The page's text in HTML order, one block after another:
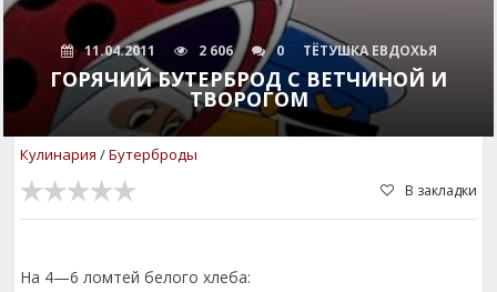
11.04.2011 2 606 0 ТЁТУШКА ЕВДОХЬЯ
ГОРЯЧИЙ БУТЕРБРОД С ВЕТЧИНОЙ И
ТВОРОГОМ
Кулинария /Бутерброды
В закладки
На 4—6 ломтей белого хлеба: